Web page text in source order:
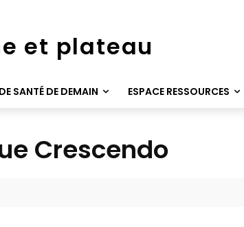
et plateau
SANTÉ DE DEMAIN ESPACE RESSOURCES
Crescendo